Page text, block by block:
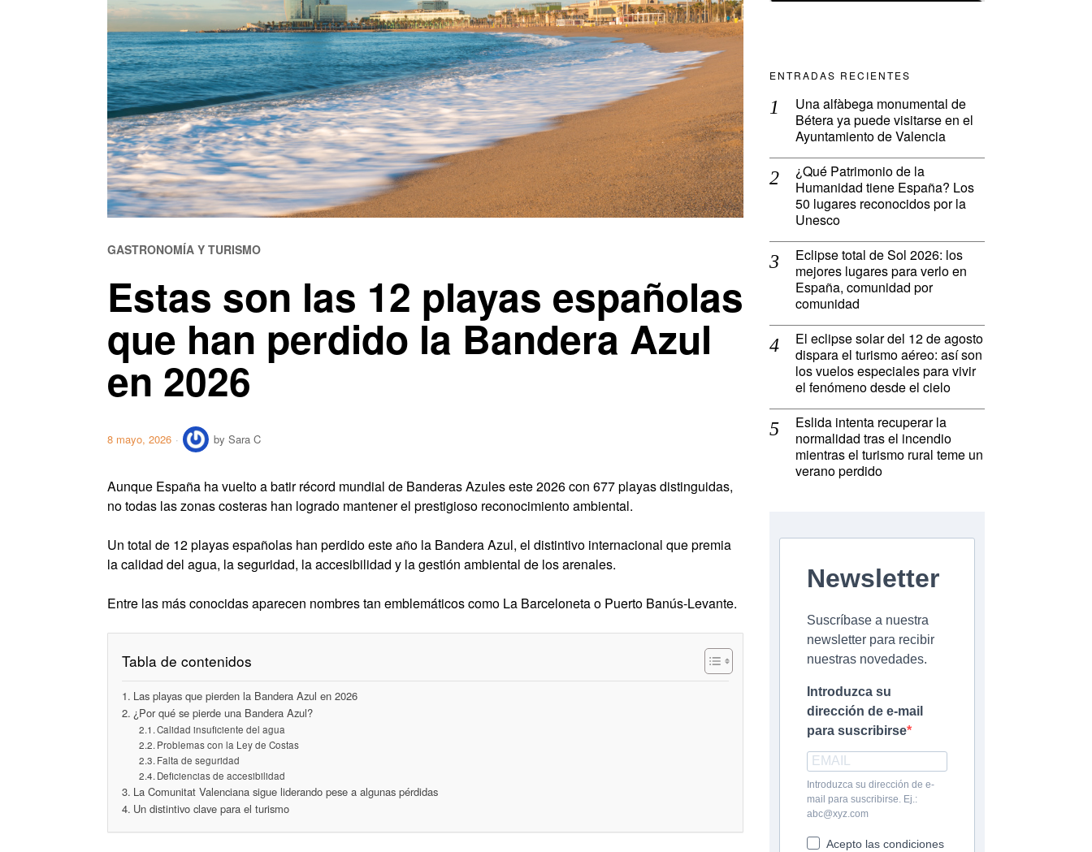
GASTRONOMÍA Y TURISMO
Estas son las 12 playas españolas
que han perdido la Bandera Azul
en 2026
8 mayo, 2026 by Sara C
Aunque España ha vuelto a batir récord mundial de Banderas Azules este 2026 con 677 playas distinguidas,
no todas las zonas costeras han logrado mantener el prestigioso reconocimiento ambiental.
Un total de 12 playas españolas han perdido este año la Bandera Azul, el distintivo internacional que premia
la calidad del agua, la seguridad, la accesibilidad y la gestión ambiental de los arenales.
Entre las más conocidas aparecen nombres tan emblemáticos como La Barceloneta o Puerto Banús-Levante.
Tabla de contenidos
Las playas que pierden la Bandera Azul en 2026
¿Por qué se pierde una Bandera Azul?
Calidad insuficiente del agua
Problemas con la Ley de Costas
Falta de seguridad
Deficiencias de accesibilidad
La Comunitat Valenciana sigue liderando pese a algunas pérdidas
Un distintivo clave para el turismo
ENTRADAS RECIENTES
Una alfàbega monumental de
Bétera ya puede visitarse en el
Ayuntamiento de Valencia
¿Qué Patrimonio de la
Humanidad tiene España? Los
50 lugares reconocidos por la
Unesco
Eclipse total de Sol 2026: los
mejores lugares para verlo en
España, comunidad por
comunidad
El eclipse solar del 12 de agosto
dispara el turismo aéreo: así son
los vuelos especiales para vivir
el fenómeno desde el cielo
Eslida intenta recuperar la
normalidad tras el incendio
mientras el turismo rural teme un
verano perdido
Newsletter
Suscríbase a nuestra
newsletter para recibir
nuestras novedades.
Introduzca su
dirección de e-mail
para suscribirse
Introduzca su dirección de e-
mail para suscribirse. Ej.:
abc@xyz.com
Acepto las condiciones